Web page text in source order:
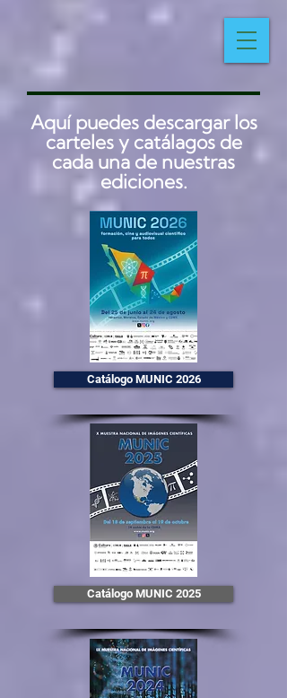
Aquí puedes descargar los
carteles y catálagos de
cada una de nuestras
ediciones.
Catálogo MUNIC 2026
Catálogo MUNIC 2025